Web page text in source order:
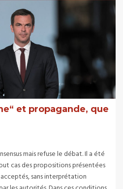
et propagande, que
mais refuse le débat. Il a été
cas des propositions présentées
sans interprétation